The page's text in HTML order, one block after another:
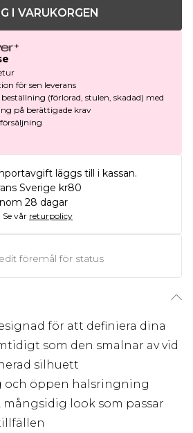
I VARUKORGEN
för sen leverans
(förlorad, stulen, skadad) med
på berättigade krav
läggs till i kassan.
Sverige kr80
28 dagar
Se vår returpolicy
föremål för status
för att definiera dina
som den smalnar av vid
silhuett
och öppen halsringning
mångsidig look som passar